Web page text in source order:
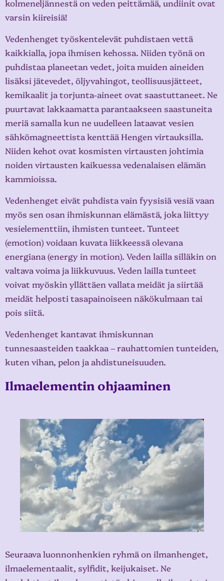
kolmeneljännestä on veden peittämää, undiinit ovat
varsin kiireisiä!
Vedenhenget työskentelevät puhdistaen vettä
kaikkialla, jopa ihmisen kehossa. Niiden työnä on
puhdistaa planeetan vedet, joita muiden aineiden
lisäksi jätevedet, öljyvahingot, teollisuusjätteet,
kemikaalit ja torjunta-aineet ovat saastuttaneet. Ne
puurtavat lakkaamatta parantaakseen saastuneita
meriä samalla kun ne uudelleen lataavat vesien
sähkömagneettista kenttää Hengen virtauksilla.
Niiden kehot ovat kosmisten virtausten johtimia
noiden virtausten kaikuessa vedenalaisen elämän
kammioissa.
Vedenhenget eivät puhdista vain fyysisiä vesiä vaan
myös sen osan ihmiskunnan elämästä, joka liittyy
vesielementtiin, ihmisten tunteet. Tunteet
(emotion) voidaan kuvata liikkeessä olevana
energiana (energy in motion). Veden lailla silläkin on
valtava voima ja liikkuvuus. Veden lailla tunteet
voivat myöskin yllättäen vallata meidät ja siirtää
meidät helposti tasapainoiseen näkökulmaan tai
pois siitä.
Vedenhenget kantavat ihmiskunnan
tunnesaasteiden taakkaa – rauhattomien tunteiden,
kuten vihan, pelon ja ahdistuneisuuden.
Ilmaelementin ohjaaminen
Seuraava luonnonhenkien ryhmä on ilmanhenget,
ilmaelementaalit, sylfidit, keijukaiset. Ne